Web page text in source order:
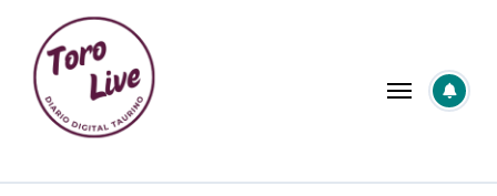
contenido